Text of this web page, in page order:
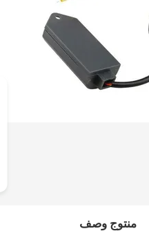
منتوج وصف